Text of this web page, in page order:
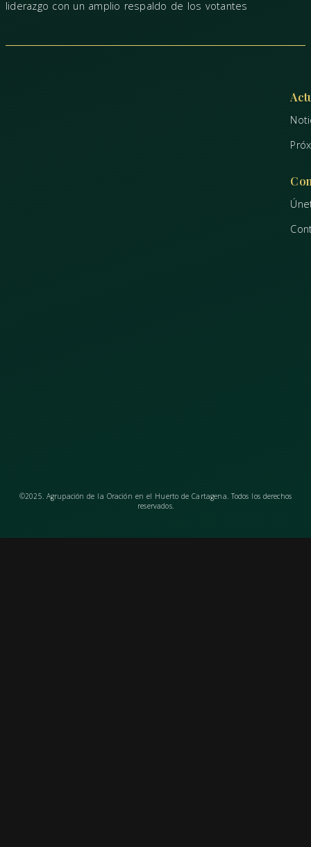
liderazgo con un amplio respaldo de los votantes
©2025. Agrupación de la Oración en el Huerto de Cartagena. Todos los derechos
reservados.